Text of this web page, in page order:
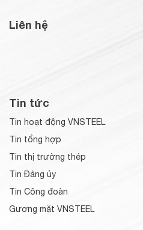
Liên hệ
Tin tức
Tin hoạt động VNSTEEL
Tin tổng hợp
Tin thị trường thép
Tin Đảng ủy
Tin Công đoàn
Gương mặt VNSTEEL